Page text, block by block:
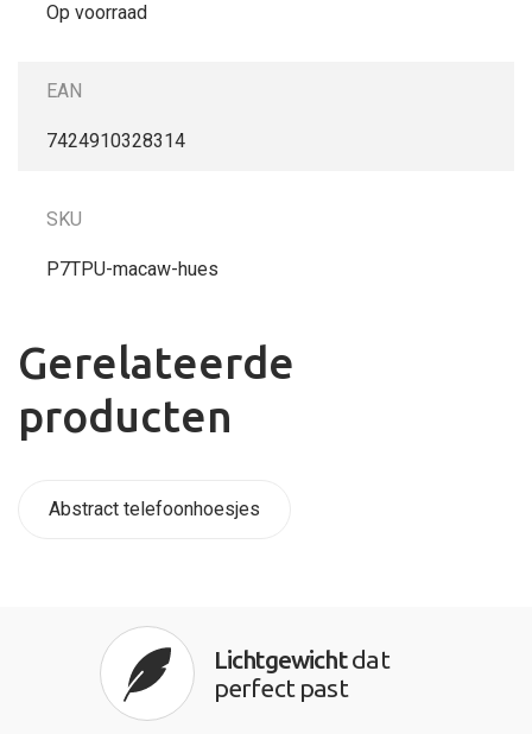
Op voorraad
EAN
7424910328314
SKU
P7TPU-macaw-hues
Gerelateerde
producten
Abstract telefoonhoesjes
Lichtgewichtdat
perfect past